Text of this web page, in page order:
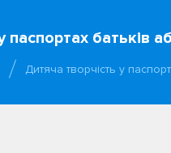
паспортах батьків
Дитяча творчість у